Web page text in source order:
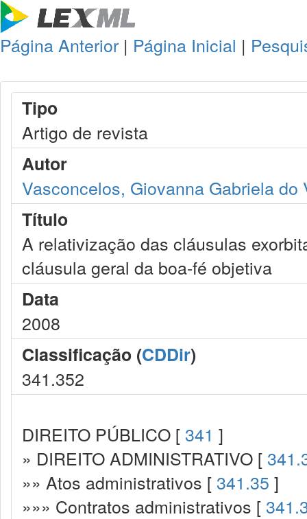
Página Anterior | Página Inicial |
Tipo
Artigo de revista
Autor
Vasconcelos, Giovanna Gabriela do
Título
A relativização das cláusulas
cláusula geral da boa-fé objetiva
Data
2008
Classificação (CDDir)
341.352
DIREITO PÚBLICO [ 341 ]
» DIREITO ADMINISTRATIVO [
»» Atos administrativos [ 341.35 ]
»»» Contratos administrativos [